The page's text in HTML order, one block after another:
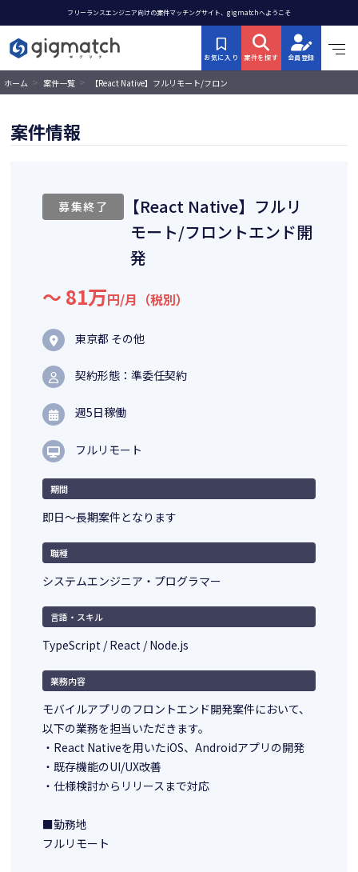
フリーランスエンジニア向けの案件マッチングサイト、gigmatchへようこそ
お気に入り 案件を探す 会員登録
ホーム > 案件一覧 >
【React Native】フルリモート/フロン
案件情報
募集終了
【React Native】フルリ
モート/フロントエンド開
発
〜 81万円/月（税別）
東京都 その他
契約形態：準委任契約
週5日稼働
フルリモート
期間
即日～長期案件となります
職種
システムエンジニア・プログラマー
言語・スキル
TypeScript / React / Node.js
業務内容
モバイルアプリのフロントエンド開発案件において、
以下の業務を担当いただきます。
・React Nativeを用いたiOS、Androidアプリの開発
・既存機能のUI/UX改善
・仕様検討からリリースまで対応
■勤務地
フルリモート